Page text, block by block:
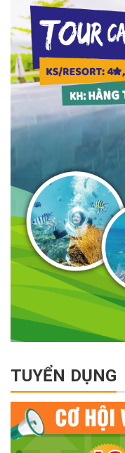
TUYỂN DỤNG